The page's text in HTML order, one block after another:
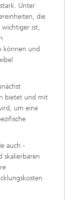
Unter
die
wichtiger ist,
können und
bietet und mit
um eine
auch -
skalierbaren